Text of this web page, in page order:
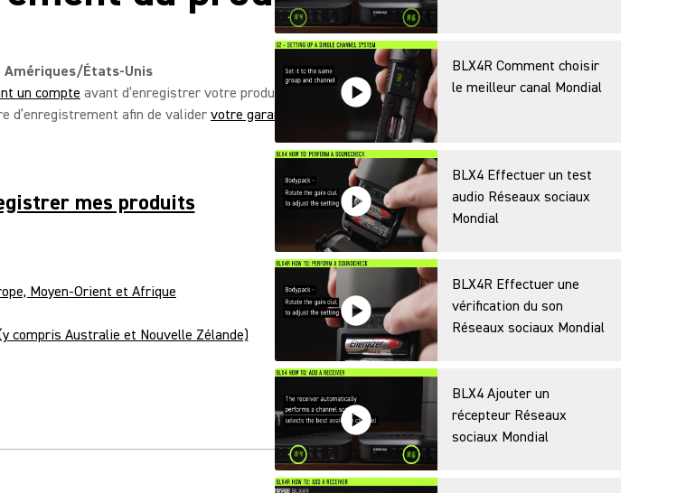
BLX4R Comment choisir
le meilleur canal Mondial
BLX4 Effectuer un test
audio Réseaux sociaux
Mondial
BLX4R Effectuer une
vérification du son
Réseaux sociaux Mondial
BLX4 Ajouter un
récepteur Réseaux
sociaux Mondial
Amériques/États-Unis
un compte avant d’enregistrer votre produit. Joignez votre ticket de caisse ou facture quand vous
d’enregistrement afin de valider votre garantie
mes produits
Moyen-Orient et Afrique
compris Australie et Nouvelle Zélande)